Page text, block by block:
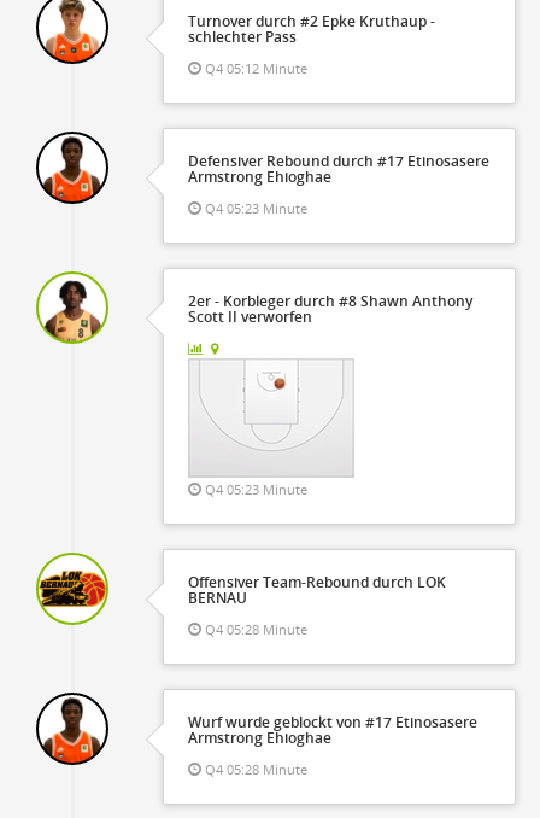
Turnover durch #2 Epke Kruthaup -
schlechter Pass
Q4 05:12 Minute
Defensiver Rebound durch #17 Etinosasere
Armstrong Ehioghae
Q4 05:23 Minute
2er - Korbleger durch #8 Shawn Anthony
Scott II verworfen
Q4 05:23 Minute
Offensiver Team-Rebound durch LOK
BERNAU
Q4 05:28 Minute
Wurf wurde geblockt von #17 Etinosasere
Armstrong Ehioghae
Q4 05:28 Minute